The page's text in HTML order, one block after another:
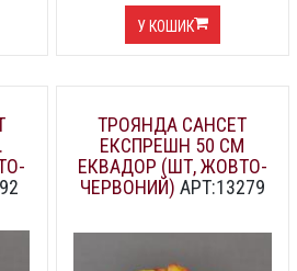
У КОШИК
ТРОЯНДА САНСЕТ
ЕКСПРЕШН 50 СМ
ЕКВАДОР (ШТ, ЖОВТО-
ЧЕРВОНИЙ) АРТ:13279